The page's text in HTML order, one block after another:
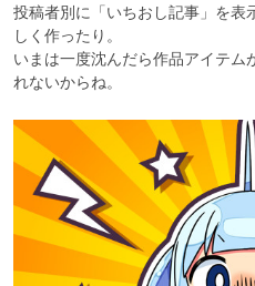
投稿者別に「いちおし記事」を表
しく作ったり。
いまは一度沈んだら作品アイテム
れないからね。